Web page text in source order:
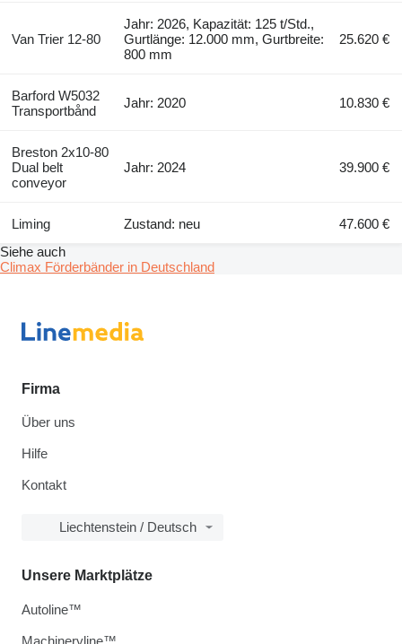
Van Trier 12-80
Jahr: 2026, Kapazität: 125 t/Std.,
Gurtlänge: 12.000 mm, Gurtbreite:
800 mm
25.620 €
Barford W5032
Transportbånd
Jahr: 2020 10.830 €
Breston 2x10-80
Dual belt
conveyor
Jahr: 2024 39.900 €
Liming Zustand: neu
47.600 €
Siehe auch
Climax Förderbänder in Deutschland
Firma
Über uns
Hilfe
Kontakt
Liechtenstein / Deutsch
Unsere Marktplätze
Autoline™
Machineryline™